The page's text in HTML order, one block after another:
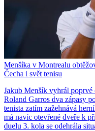
Menšíka v Montrealu
Čecha i svět tenisu
Jakub Menšík vyhrál poprvé
Roland Garros dva zápasy
tenista zatím zažehnává
má navíc otevřené dveře k
duelu 3. kola se odehrála